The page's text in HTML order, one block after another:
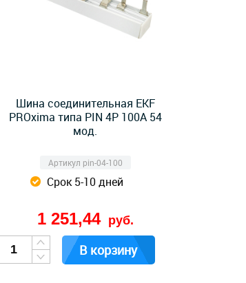
Шина соединительная EKF
PROxima типа PIN 4P 100А 54
мод.
Артикул pin-04-100
Срок 5-10 дней
1 251,44 руб.
В корзину